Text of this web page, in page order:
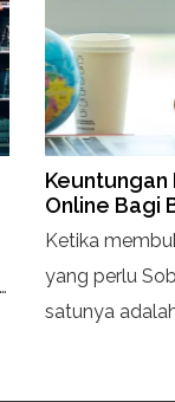
Keuntungan
Online Bagi
Ketika
yang perlu
satunya